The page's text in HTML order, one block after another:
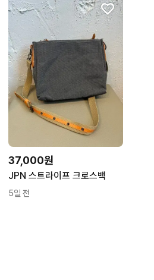
37,000원
JPN 스트라이프 크로스백
5일 전